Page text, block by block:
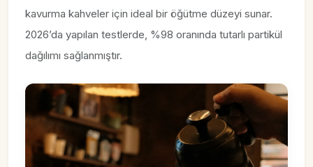
kavurma kahveler için ideal bir öğütme düzeyi sunar.
2026’da yapılan testlerde, %98 oranında tutarlı partikül
dağılımı sağlanmıştır.